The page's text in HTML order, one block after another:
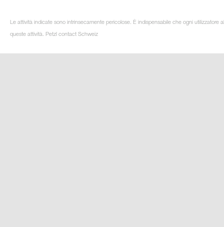
Le attività indicate sono intrinsecamente pericolose. È indispensabile che ogni utilizzatore
queste attività. Petzl contact Schweiz